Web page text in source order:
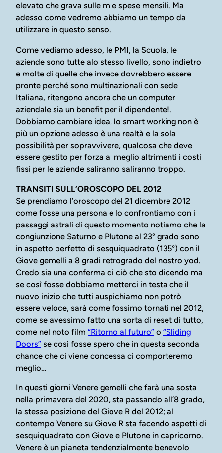
elevato che grava sulle mie spese mensili. Ma
adesso come vedremo abbiamo un tempo da
utilizzare in questo senso.
Come vediamo adesso, le PMI, la Scuola, le
aziende sono tutte alo stesso livello, sono indietro
e molte di quelle che invece dovrebbero essere
pronte perché sono multinazionali con sede
Italiana, ritengono ancora che un computer
aziendale sia un benefit per il dipendente!.
Dobbiamo cambiare idea, lo smart working non è
più un opzione adesso è una realtà e la sola
possibilità per sopravvivere, qualcosa che deve
essere gestito per forza al meglio altrimenti i costi
fissi per le aziende saliranno saliranno troppo.
TRANSITI SULL’OROSCOPO DEL 2012
Se prendiamo l’oroscopo del 21 dicembre 2012
come fosse una persona e lo confrontiamo con i
passaggi astrali di questo momento notiamo che la
congiunzione Saturno e Plutone al 23° grado sono
in aspetto perfetto di sesquiquadrato (135°) con il
Giove gemelli a 8 gradi retrogrado del nostro yod.
Credo sia una conferma di ciò che sto dicendo ma
se così fosse dobbiamo metterci in testa che il
nuovo inizio che tutti auspichiamo non potrò
essere veloce, sarà come fossimo tornati nel 2012,
come se avessimo fatto una sorta di reset di tutto,
come nel noto film “Ritorno al futuro” o “Sliding
Doors” se così fosse spero che in questa seconda
chance che ci viene concessa ci comporteremo
meglio…
In questi giorni Venere gemelli che farà una sosta
nella primavera del 2020, sta passando all’8 grado,
la stessa posizione del Giove R del 2012; al
contempo Venere su Giove R sta facendo aspetti di
sesquiquadrato con Giove e Plutone in capricorno.
Venere è un pianeta tendenzialmente benevolo